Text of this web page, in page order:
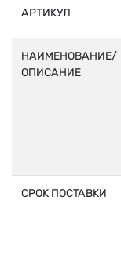
АРТИКУЛ
НАИМЕНОВАНИЕ/
ОПИСАНИЕ
СРОК ПОСТАВКИ